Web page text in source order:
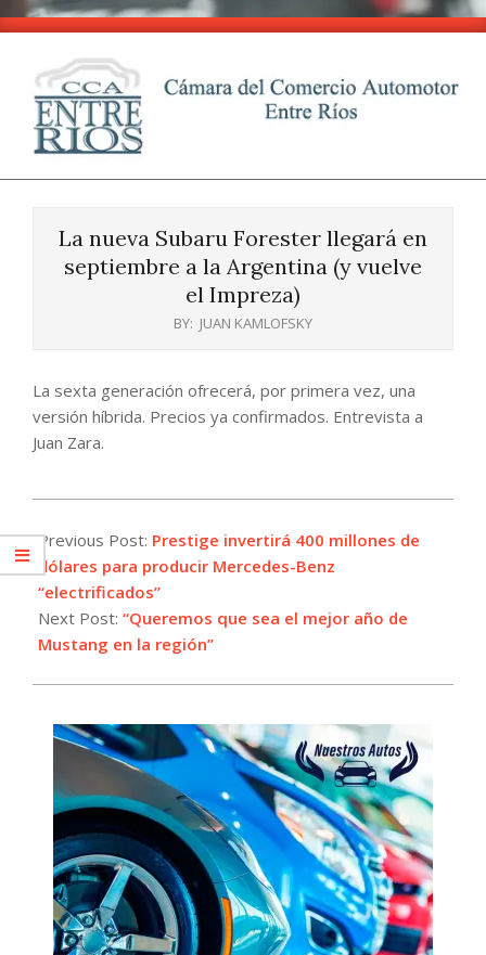
Skip
content
CCA
Entre
Ríos
La nueva Subaru Forester llegará en
septiembre a la Argentina (y vuelve
el Impreza)
BY: JUAN KAMLOFSKY
La sexta generación ofrecerá, por primera vez, una
versión híbrida. Precios ya confirmados. Entrevista a
Juan Zara.
08-
20
Previous Post: Prestige invertirá 400 millones de
dólares para producir Mercedes-Benz
“electrificados”
Next Post: “Queremos que sea el mejor año de
Mustang en la región”